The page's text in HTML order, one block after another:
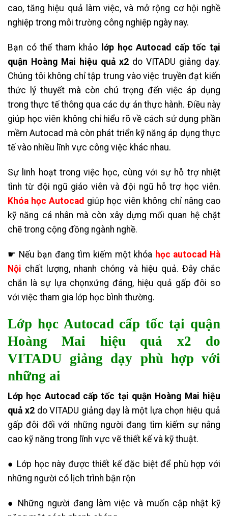
cao, tăng hiệu quả làm việc, và mở rộng cơ hội nghề
nghiệp trong môi trường công nghiệp ngày nay.
Bạn có thể tham khảo lớp học Autocad cấp tốc tại
quận Hoàng Mai hiệu quả x2 do VITADU giảng dạy.
Chúng tôi không chỉ tập trung vào việc truyền đạt kiến
thức lý thuyết mà còn chú trọng đến việc áp dụng
trong thực tế thông qua các dự án thực hành. Điều này
giúp học viên không chỉ hiểu rõ về cách sử dụng phần
mềm Autocad mà còn phát triển kỹ năng áp dụng thực
tế vào nhiều lĩnh vực công việc khác nhau.
Sự linh hoạt trong việc học, cùng với sự hỗ trợ nhiệt
tình từ đội ngũ giáo viên và đội ngũ hỗ trợ học viên.
Khóa học Autocad giúp học viên không chỉ nâng cao
kỹ năng cá nhân mà còn xây dựng mối quan hệ chặt
chẽ trong cộng đồng ngành nghề.
☛ Nếu bạn đang tìm kiếm một khóa học autocad Hà
Nội chất lượng, nhanh chóng và hiệu quả. Đây chắc
chắn là sự lựa chọnxứng đáng, hiệu quả gấp đôi so
với việc tham gia lớp học bình thường.
Lớp học Autocad cấp tốc tại quận
Hoàng Mai hiệu quả x2 do
VITADU giảng dạy phù hợp với
những ai
Lớp học Autocad cấp tốc tại quận Hoàng Mai hiệu
quả x2do VITADU giảng dạy là một lựa chọn hiệu quả
gấp đôi đối với những người đang tìm kiếm sự nâng
cao kỹ năng trong lĩnh vực vẽ thiết kế và kỹ thuật.
● Lớp học này được thiết kế đặc biệt để phù hợp với
những người có lịch trình bận rộn
● Những người đang làm việc và muốn cập nhật kỹ